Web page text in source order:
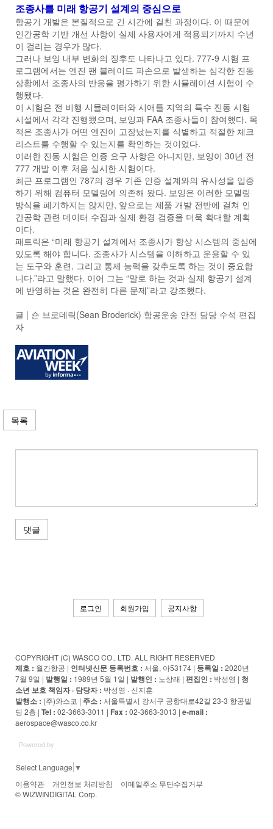
조종사를 미래 항공기 설계의 중심으로
항공기 개발은 본질적으로 긴 시간에 걸친 과정이다. 이 때문에
인간공학 기반 개선 사항이 실제 사용자에게 적용되기까지 수년
이 걸리는 경우가 많다.
그러나 보잉 내부 변화의 징후도 나타나고 있다. 777-9 시험 프
로그램에서는 엔진 팬 블레이드 파손으로 발생하는 심각한 진동
상황에서 조종사의 반응을 평가하기 위한 시뮬레이션 시험이 수
행됐다.
이 시험은 전 비행 시뮬레이터와 시애틀 지역의 특수 진동 시험
시설에서 각각 진행됐으며, 보잉과 FAA 조종사들이 참여했다. 목
적은 조종사가 어떤 엔진이 고장났는지를 식별하고 적절한 체크
리스트를 수행할 수 있는지를 확인하는 것이었다.
이러한 진동 시험은 인증 요구 사항은 아니지만, 보잉이 30년 전
777 개발 이후 처음 실시한 시험이다.
최근 프로그램인 787의 경우 기존 인증 설계와의 유사성을 입증
하기 위해 컴퓨터 모델링에 의존해 왔다. 보잉은 이러한 모델링
방식을 폐기하지는 않지만, 앞으로는 제품 개발 전반에 걸쳐 인
간공학 관련 데이터 수집과 실제 환경 검증을 더욱 확대할 계획
이다.
패트릭은 “미래 항공기 설계에서 조종사가 항상 시스템의 중심에
있도록 해야 합니다. 조종사가 시스템을 이해하고 운용할 수 있
는 도구와 훈련, 그리고 통제 능력을 갖추도록 하는 것이 중요합
니다.”라고 말했다. 이어 그는 “말로 하는 것과 실제 항공기 설계
에 반영하는 것은 완전히 다른 문제”라고 강조했다.
글 | 숀 브로데릭(Sean Broderick) 항공운송 안전 담당 수석 편집
자
목록
댓글
로그인 회원가입 공지사항
COPYRIGHT (C) WASCO CO., LTD. ALL RIGHT RESERVED
제호 : 월간항공 | 인터넷신문 등록번호 : 서울, 아53174 | 등록일 : 2020년
7월 9일 | 발행일 : 1989년 5월 1일 | 발행인 : 노상래 | 편집인 : 박성영 | 청
소년 보호 책임자 · 담당자: 박성영 · 신지훈
발행소 : (주)와스코 | 주소 : 서울특별시 강서구 공항대로42길 23-3 항공빌
딩 2층 | Tel : 02-3663-3011 | Fax : 02-3663-3013 | e-mail :
aerospace@wasco.co.kr
Powered by
Select Language ▼
이용약관
개인정보 처리방침
이메일주소 무단수집거부
© WIZWINDIGITAL Corp.